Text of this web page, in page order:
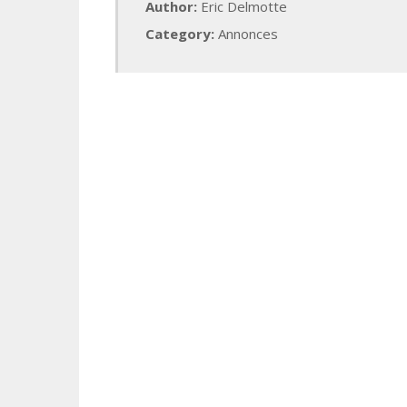
Author: Eric Delmotte
Category: Annonces